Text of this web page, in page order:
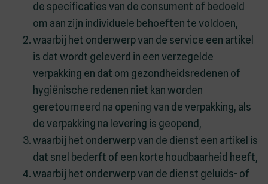
de specificaties van de consument of bedoeld
om aan zijn individuele behoeften te voldoen,
waarbij het onderwerp van de service een artikel
is dat wordt geleverd in een verzegelde
verpakking en dat om gezondheidsredenen of
hygiënische redenen niet kan worden
geretourneerd na opening van de verpakking, als
de verpakking na levering is geopend,
waarbij het onderwerp van de dienst een artikel is
dat snel bederft of een korte houdbaarheid heeft,
waarbij het onderwerp van de dienst geluids- of